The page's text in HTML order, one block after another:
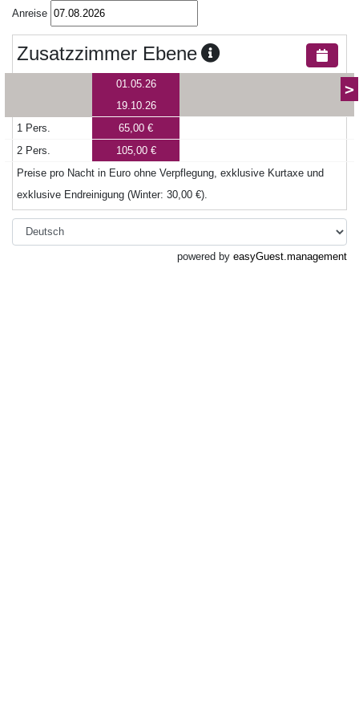
Anreise
Zusatzzimmer Ebene
>
01.05.26
19.10.26
1 Pers.
65,00 €
2 Pers.
105,00 €
Preise pro Nacht in Euro ohne Verpflegung, exklusive Kurtaxe und
exklusive Endreinigung (Winter: 30,00 €).
powered by easyGuest.management